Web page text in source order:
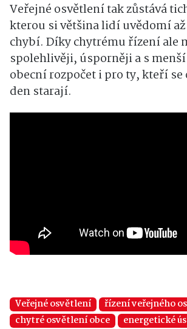
Veřejné osvětlení tak zůstává
kterou si většina lidí uvědomí
chybí. Díky chytrému řízení ale
spolehlivěji, úsporněji a s
obecní rozpočet i pro ty, kteří se
den starají.
Veřejné osvětlení
řízení veřejného
chytré osvětlení obce
energetické